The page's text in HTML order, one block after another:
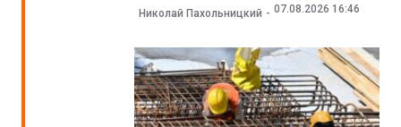
Николай Пахольницкий 07.08.2026 16:46